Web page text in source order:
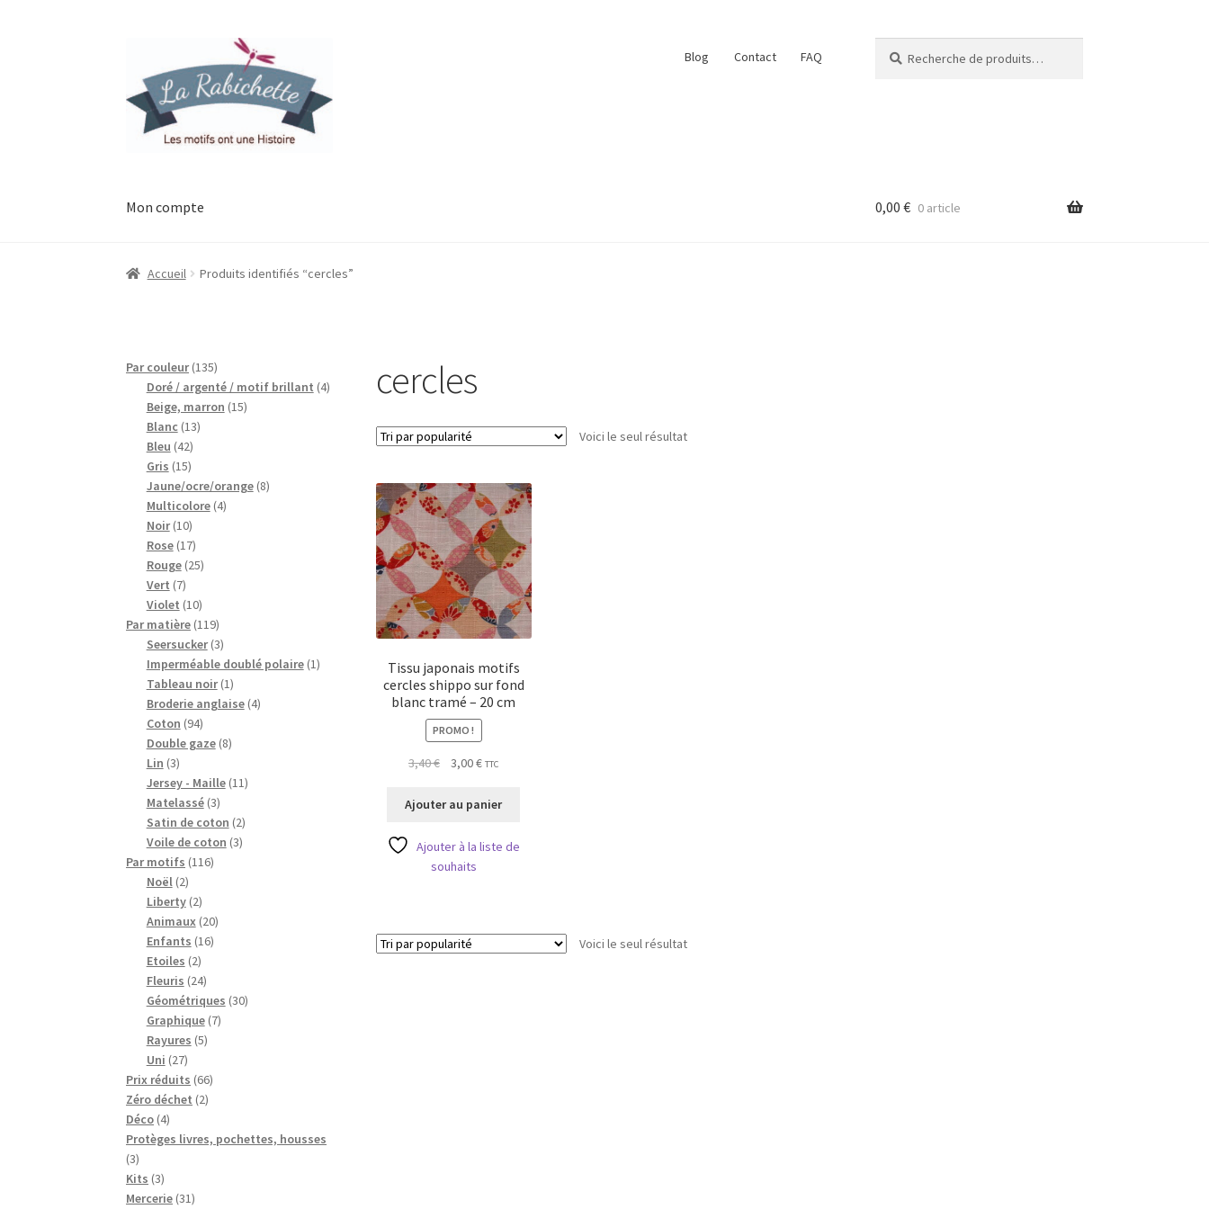
la
navigation
contenu
Blog Contact FAQ
pour :
Mon compte
Accueil Contact Ma liste de souhaits Mon espace
0,00 € 0 article
Accueil Produits identifiés “cercles”
cercles
Voici le seul résultat
Tissu japonais motifs
cercles shippo sur fond
blanc tramé – 20 cm
PROMO !
3,40€
Le
initial
3,40 €.
3,00€Le
actuel
3,00 €.
TTC
Ajouter au panier
Ajouter à la liste de
souhaits
Voici le seul résultat
Par couleur 135135
produits
Doré / argenté / motif brillant 44
Beige, marron 1515
Blanc 1313
Bleu 4242
produits
Gris 1515
produits
Jaune/ocre/orange 88
Multicolore 44
Noir 1010
produits
Rose 1717
produits
Rouge 2525
Vert 77
produits
Violet 1010
produits
Par matière 119119
produits
Seersucker 33
produits
Imperméable doublé polaire 11
Tableau noir 11
produit
Broderie anglaise 44
Coton 9494
produits
Double gaze 88
Lin 33
produits
Jersey - Maille 1111
Matelassé 33
produits
Satin de coton 22
produits
Voile de coton 33
Par motifs 116116
Noël 22
produits
Liberty 22
produits
Animaux 2020
Enfants 1616
Etoiles 22
produits
Fleuris 2424
produits
Géométriques 3030
Graphique 77
Rayures 55
Uni 2727
produits
Prix réduits 6666
Zéro déchet 22
Déco 44
produits
Protèges livres, pochettes, housses
33
produits
Kits 33
produits
Mercerie 3131